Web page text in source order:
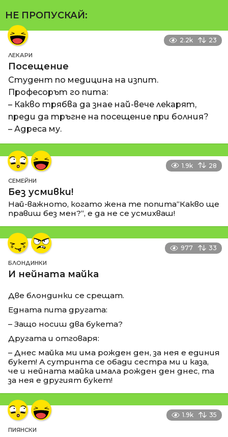
НЕ ПРОПУСКАЙ:
2.2k 23
ЛЕКАРИ
Посещение
Студент по медицина на изпит.
Професорът го пита:
– Какво трябва да знае най-вече лекарят,
преди да тръгне на посещение при болния?
– Адреса му.
1.9k 28
СЕМЕЙНИ
Без усмивки!
Най-важното, когато жена те попита“Какво ще
правиш без мен?“, е да не се усмихваш!
977 33
БЛОНДИНКИ
И нейната майка
Две блондинки се срещат.
Едната пита другата:
– Защо носиш два букета?
Другата и отговаря:
– Днес майка ми има рожден ден, за нея е единия
букет! А сутринта се обади сестра ми и каза,
че и нейната майка имала рожден ден днес, та
за нея е другият букет!
1.9k 35
ПИЯНСКИ